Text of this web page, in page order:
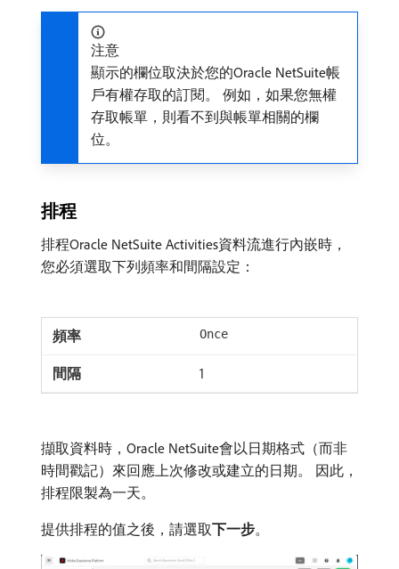
注意
顯示的欄位取決於您的Oracle NetSuite帳
戶有權存取的訂閱。 例如，如果您無權
存取帳單，則看不到與帳單相關的欄
位。
排程
排程Oracle NetSuite Activities資料流進行內嵌時，
您必須選取下列頻率和間隔設定：
Once
1
擷取資料時，Oracle NetSuite會以日期格式（而非
時間戳記）來回應上次修改或建立的日期。 因此，
排程限製為一天。
提供排程的值之後，請選取​下一步。